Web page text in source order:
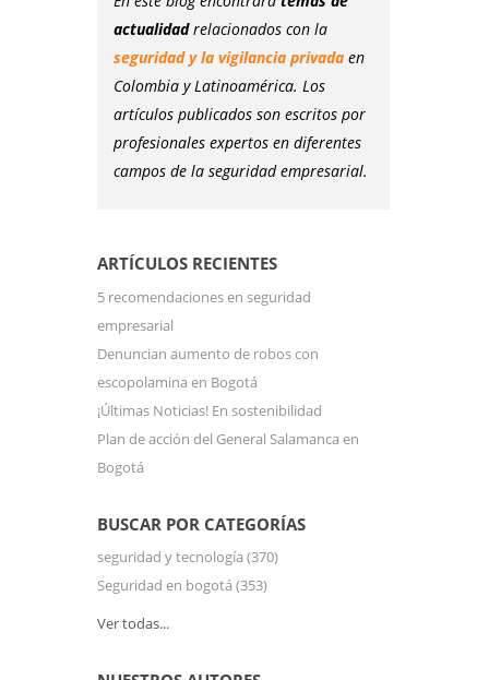
actualidadrelacionados con la
seguridad y la vigilancia privada en
Colombia y Latinoamérica. Los
artículos publicados son escritos por
profesionales expertos en diferentes
campos de la seguridad empresarial.
ARTÍCULOS RECIENTES
5 recomendaciones en seguridad
empresarial
Denuncian aumento de robos con
escopolamina en Bogotá
¡Últimas Noticias! En sostenibilidad
Plan de acción del General Salamanca en
Bogotá
BUSCAR POR CATEGORÍAS
seguridad y tecnología (370)
Seguridad en bogotá (353)
Ver todas...